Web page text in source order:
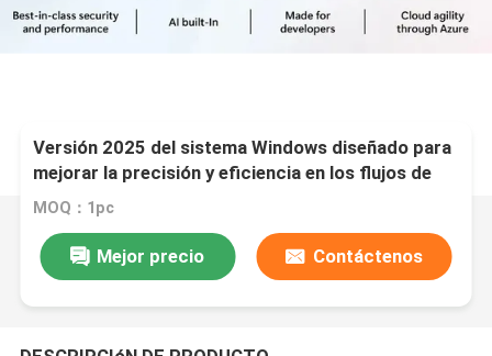
Versión 2025 del sistema Windows diseñado para
mejorar la precisión y eficiencia en los flujos de
trabajo de diseño CAD
MOQ：1pc
Mejor precio Contáctenos